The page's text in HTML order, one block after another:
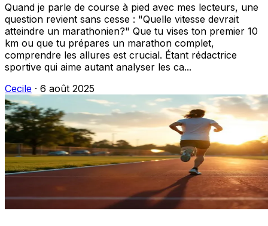
Quand je parle de course à pied avec mes lecteurs, une
question revient sans cesse : "Quelle vitesse devrait
atteindre un marathonien?" Que tu vises ton premier 10
km ou que tu prépares un marathon complet,
comprendre les allures est crucial. Étant rédactrice
sportive qui aime autant analyser les ca...
Cecile · 6 août 2025